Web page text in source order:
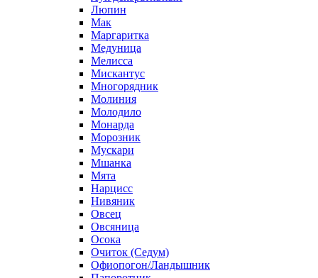
Люпин
Мак
Маргаритка
Медуница
Мелисса
Мискантус
Многорядник
Молиния
Молодило
Монарда
Морозник
Мускари
Мшанка
Мята
Нарцисс
Нивяник
Овсец
Овсяница
Осока
Очиток (Седум)
Офиопогон/Ландышник